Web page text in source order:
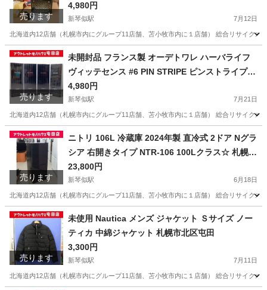
売ります
4,980円
新琴似駅 7月12日
北海道内12店舗（札幌市内にグループ11店舗、苫小牧市内に１店舗） 総合リサイク
北海道 札幌市 新琴似駅 アンプ
売ります
未開封品 フランス製 オーデトワレ ハーバライフ
ヴィッテセンス #6 PIN STRIPE ピンストライプ 1
00ml 4個セット 香水 ☆ 札幌市 北区 屯田
4,980円
新琴似駅 7月21日
北海道内12店舗（札幌市内にグループ11店舗、苫小牧市内に１店舗） 総合リサイク
北海道 札幌市 新琴似駅 香水 ピンストライプ
売ります
ニトリ 106L 冷蔵庫 2024年製 直冷式 2ドア Nグラ
シア 右開きタイプ NTR-106 100Lクラス☆ 札幌市
北区 屯田
23,800円
新琴似駅 6月18日
北海道内12店舗（札幌市内にグループ11店舗、苫小牧市内に１店舗） 総合リサイク
北海道 札幌市 新琴似駅 キッチン家電
売ります
未使用 Nautica メンズ ジャケット Ｓサイズ ノー
ティカ 中綿ジャケット 札幌市北区屯田
3,300円
新琴似駅 7月11日
北海道内12店舗（札幌市内にグループ11店舗、苫小牧市内に１店舗） 総合リサイク